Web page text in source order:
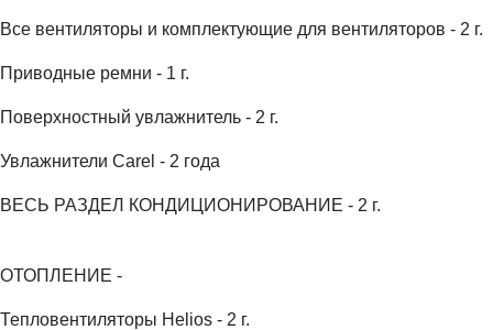
Все вентиляторы и комплектующие для вентиляторов - 2 г.
Приводные ремни - 1 г.
Поверхностный увлажнитель - 2 г.
Увлажнители Carel - 2 года
ВЕСЬ РАЗДЕЛ КОНДИЦИОНИРОВАНИЕ - 2 г.
ОТОПЛЕНИЕ -
Тепловентиляторы Helios - 2 г.